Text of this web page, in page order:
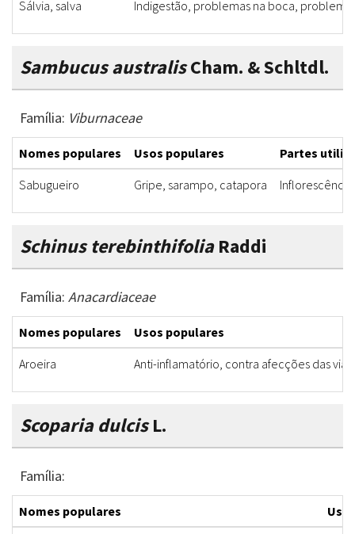
Sálvia, salva Indigestão, problemas na boca,
Sambucus australisCham. & Schltdl.
Família: Viburnaceae
Nomes populares Usos populares
Partes
Sabugueiro
Gripe, sarampo, catapora Inflorescência
Schinus terebinthifoliaRaddi
Família: Anacardiaceae
Nomes populares
Usos populares
Aroeira
Anti-inflamatório, contra afecções das
Scoparia dulcisL.
Família:
Nomes populares